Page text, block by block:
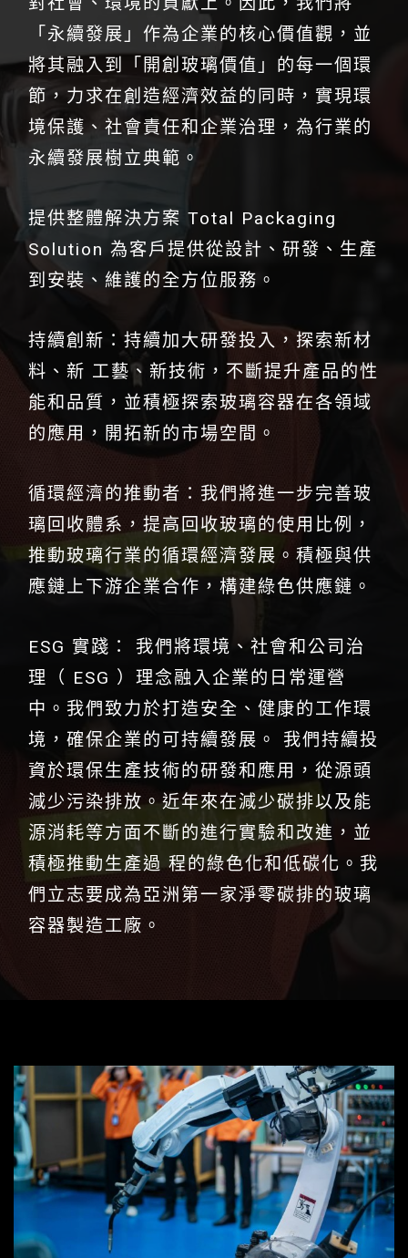
「永續發展」作為企業的核心價值觀，並
將其融入到「開創玻璃價值」的每一個環
節，力求在創造經濟效益的同時，實現環
境保護、社會責任和企業治理，為行業的
永續發展樹立典範。
提供整體解決方案 Total Packaging
Solution 為客戶提供從設計、研發、生產
到安裝、維護的全方位服務。
持續創新：持續加大研發投入，探索新材
料、新 工藝、新技術，不斷提升產品的性
能和品質，並積極探索玻璃容器在各領域
的應用，開拓新的市場空間。
循環經濟的推動者：我們將進一步完善玻
璃回收體系，提高回收玻璃的使用比例，
推動玻璃行業的循環經濟發展。積極與供
應鏈上下游企業合作，構建綠色供應鏈。
ESG 實踐： 我們將環境、社會和公司治
理（ ESG ）理念融入企業的日常運營
中。我們致力於打造安全、健康的工作環
境，確保企業的可持續發展。 我們持續投
資於環保生產技術的研發和應用，從源頭
減少污染排放。近年來在減少碳排以及能
源消耗等方面不斷的進行實驗和改進，並
積極推動生產過 程的綠色化和低碳化。我
們立志要成為亞洲第一家淨零碳排的玻璃
容器製造工廠。